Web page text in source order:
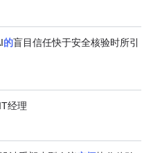
的盲目信任快于安全核验时所引
IT经理